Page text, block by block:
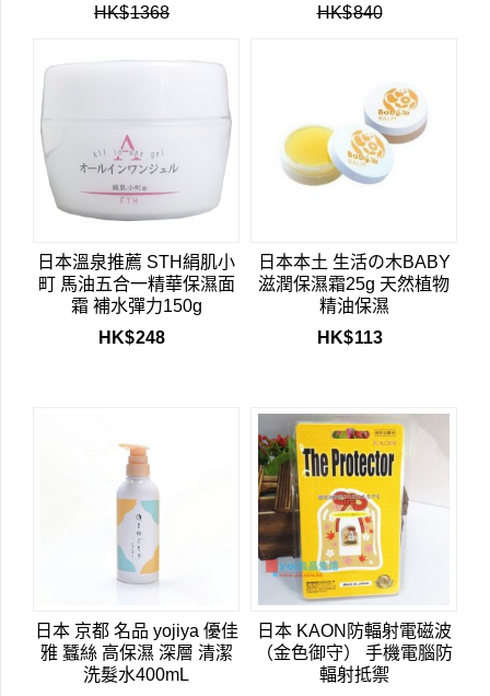
HK$1368
HK$840
日本溫泉推薦 STH絹肌小
町 馬油五合一精華保濕面
霜 補水彈力150g
HK$248
日本本土 生活の木BABY
滋潤保濕霜25g 天然植物
精油保濕
HK$113
日本 京都 名品 yojiya 優佳
雅 蠶絲 高保濕 深層 清潔
洗髮水400mL
日本 KAON防輻射電磁波
（金色御守） 手機電腦防
輻射抵禦